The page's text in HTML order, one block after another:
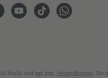
MwSt. und ggf. zzgl.Versandkosten. Der